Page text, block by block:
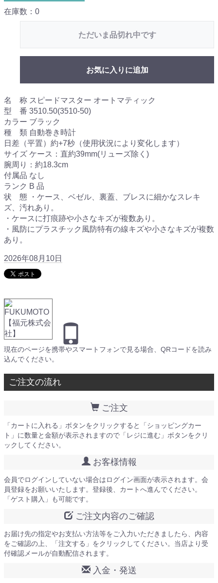
在庫数：0
ただいま品切れ中です
お気に入りに追加
名 称 スピードマスター オートマティック
型 番 3510.50(3510-50)
カラー ブラック
種 類 自動巻き時計
日差（平置）約+7秒（使用状況により変化します）
サイズ ケース：直約39mm(リューズ除く)
腕周り：約18.3cm
付属品 なし
ランク B 品
状 態 ・ケース、ベゼル、裏蓋、ブレスに細かなスレキ
ズ、汚れあり。
・ケースに打痕跡や小さなキズが複数あり。
・風防にプラスチック風防特有の線キズや小さなキズが複数
あり。
2026年08月10日
現在のページを携帯やスマートフォンで見る場合、QRコードを読み
込んでください。
ご注文の流れ
ご注文
「カートに入れる」ボタンをクリックすると「ショッピングカー
ト」に数量と金額が表示されますので「レジに進む」ボタンをクリ
ックしてください。
お客様情報
会員でログインしていない場合はログイン画面が表示されます。会
員登録をお願いいたします。登録後、カートへ進んでください。
「ゲスト購入」も可能です。
ご注文内容のご確認
お届け先の指定やお支払い方法等をご入力いただきましたら、内容
をご確認の上、「注文する」をクリックしてください。当店より受
付確認メールが自動配信されます。
入金・発送